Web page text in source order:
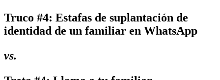
Truco #4: Estafas de suplantación de
identidad de un familiar en WhatsApp
vs.